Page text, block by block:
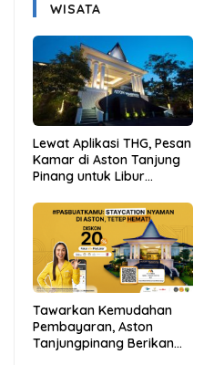
WISATA
Lewat Aplikasi THG, Pesan
Kamar di Aston Tanjung
Pinang untuk Libur
dan Hemat
Tawarkan Kemudahan
Pembayaran, Aston
Tanjungpinang Berikan